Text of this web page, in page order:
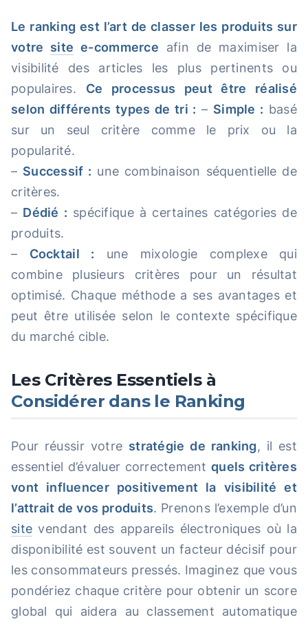
Le ranking est l’art de classer les produits sur
votre site e-commerce afin de maximiser la
visibilité des articles les plus pertinents ou
populaires. Ce processus peut être réalisé
selon différents types de tri : – Simple : basé
sur un seul critère comme le prix ou la
popularité.
– Successif : une combinaison séquentielle de
critères.
– Dédié : spécifique à certaines catégories de
produits.
– Cocktail : une mixologie complexe qui
combine plusieurs critères pour un résultat
optimisé. Chaque méthode a ses avantages et
peut être utilisée selon le contexte spécifique
du marché cible.
Les Critères Essentiels à
Considérer dans le Ranking
Pour réussir votre stratégie de ranking, il est
essentiel d’évaluer correctementquels critères
vont influencer positivement la visibilité et
l’attrait de vos produits. Prenons l’exemple d’un
site vendant des appareils électroniques où la
disponibilité est souvent un facteur décisif pour
les consommateurs pressés. Imaginez que vous
pondériez chaque critère pour obtenir un score
global qui aidera au classement automatique